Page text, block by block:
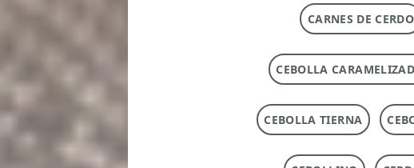
CARNES DE CERDO
CEBOLLA
CEBOLLA TIERNA